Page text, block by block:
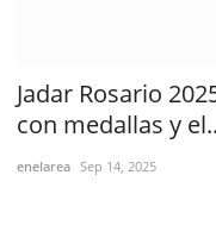
Jadar Rosario
con medallas y
enelarea Sep 14, 2025